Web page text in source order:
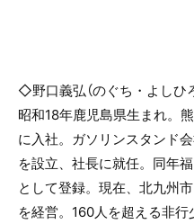
◇野口義弘（のぐち・よしひ
昭和18年鹿児島県生まれ。
に入社。ガソリンスタンド
を設立、社長に就任。同年
として登録。現在、北九州
を経営。160人を超える非